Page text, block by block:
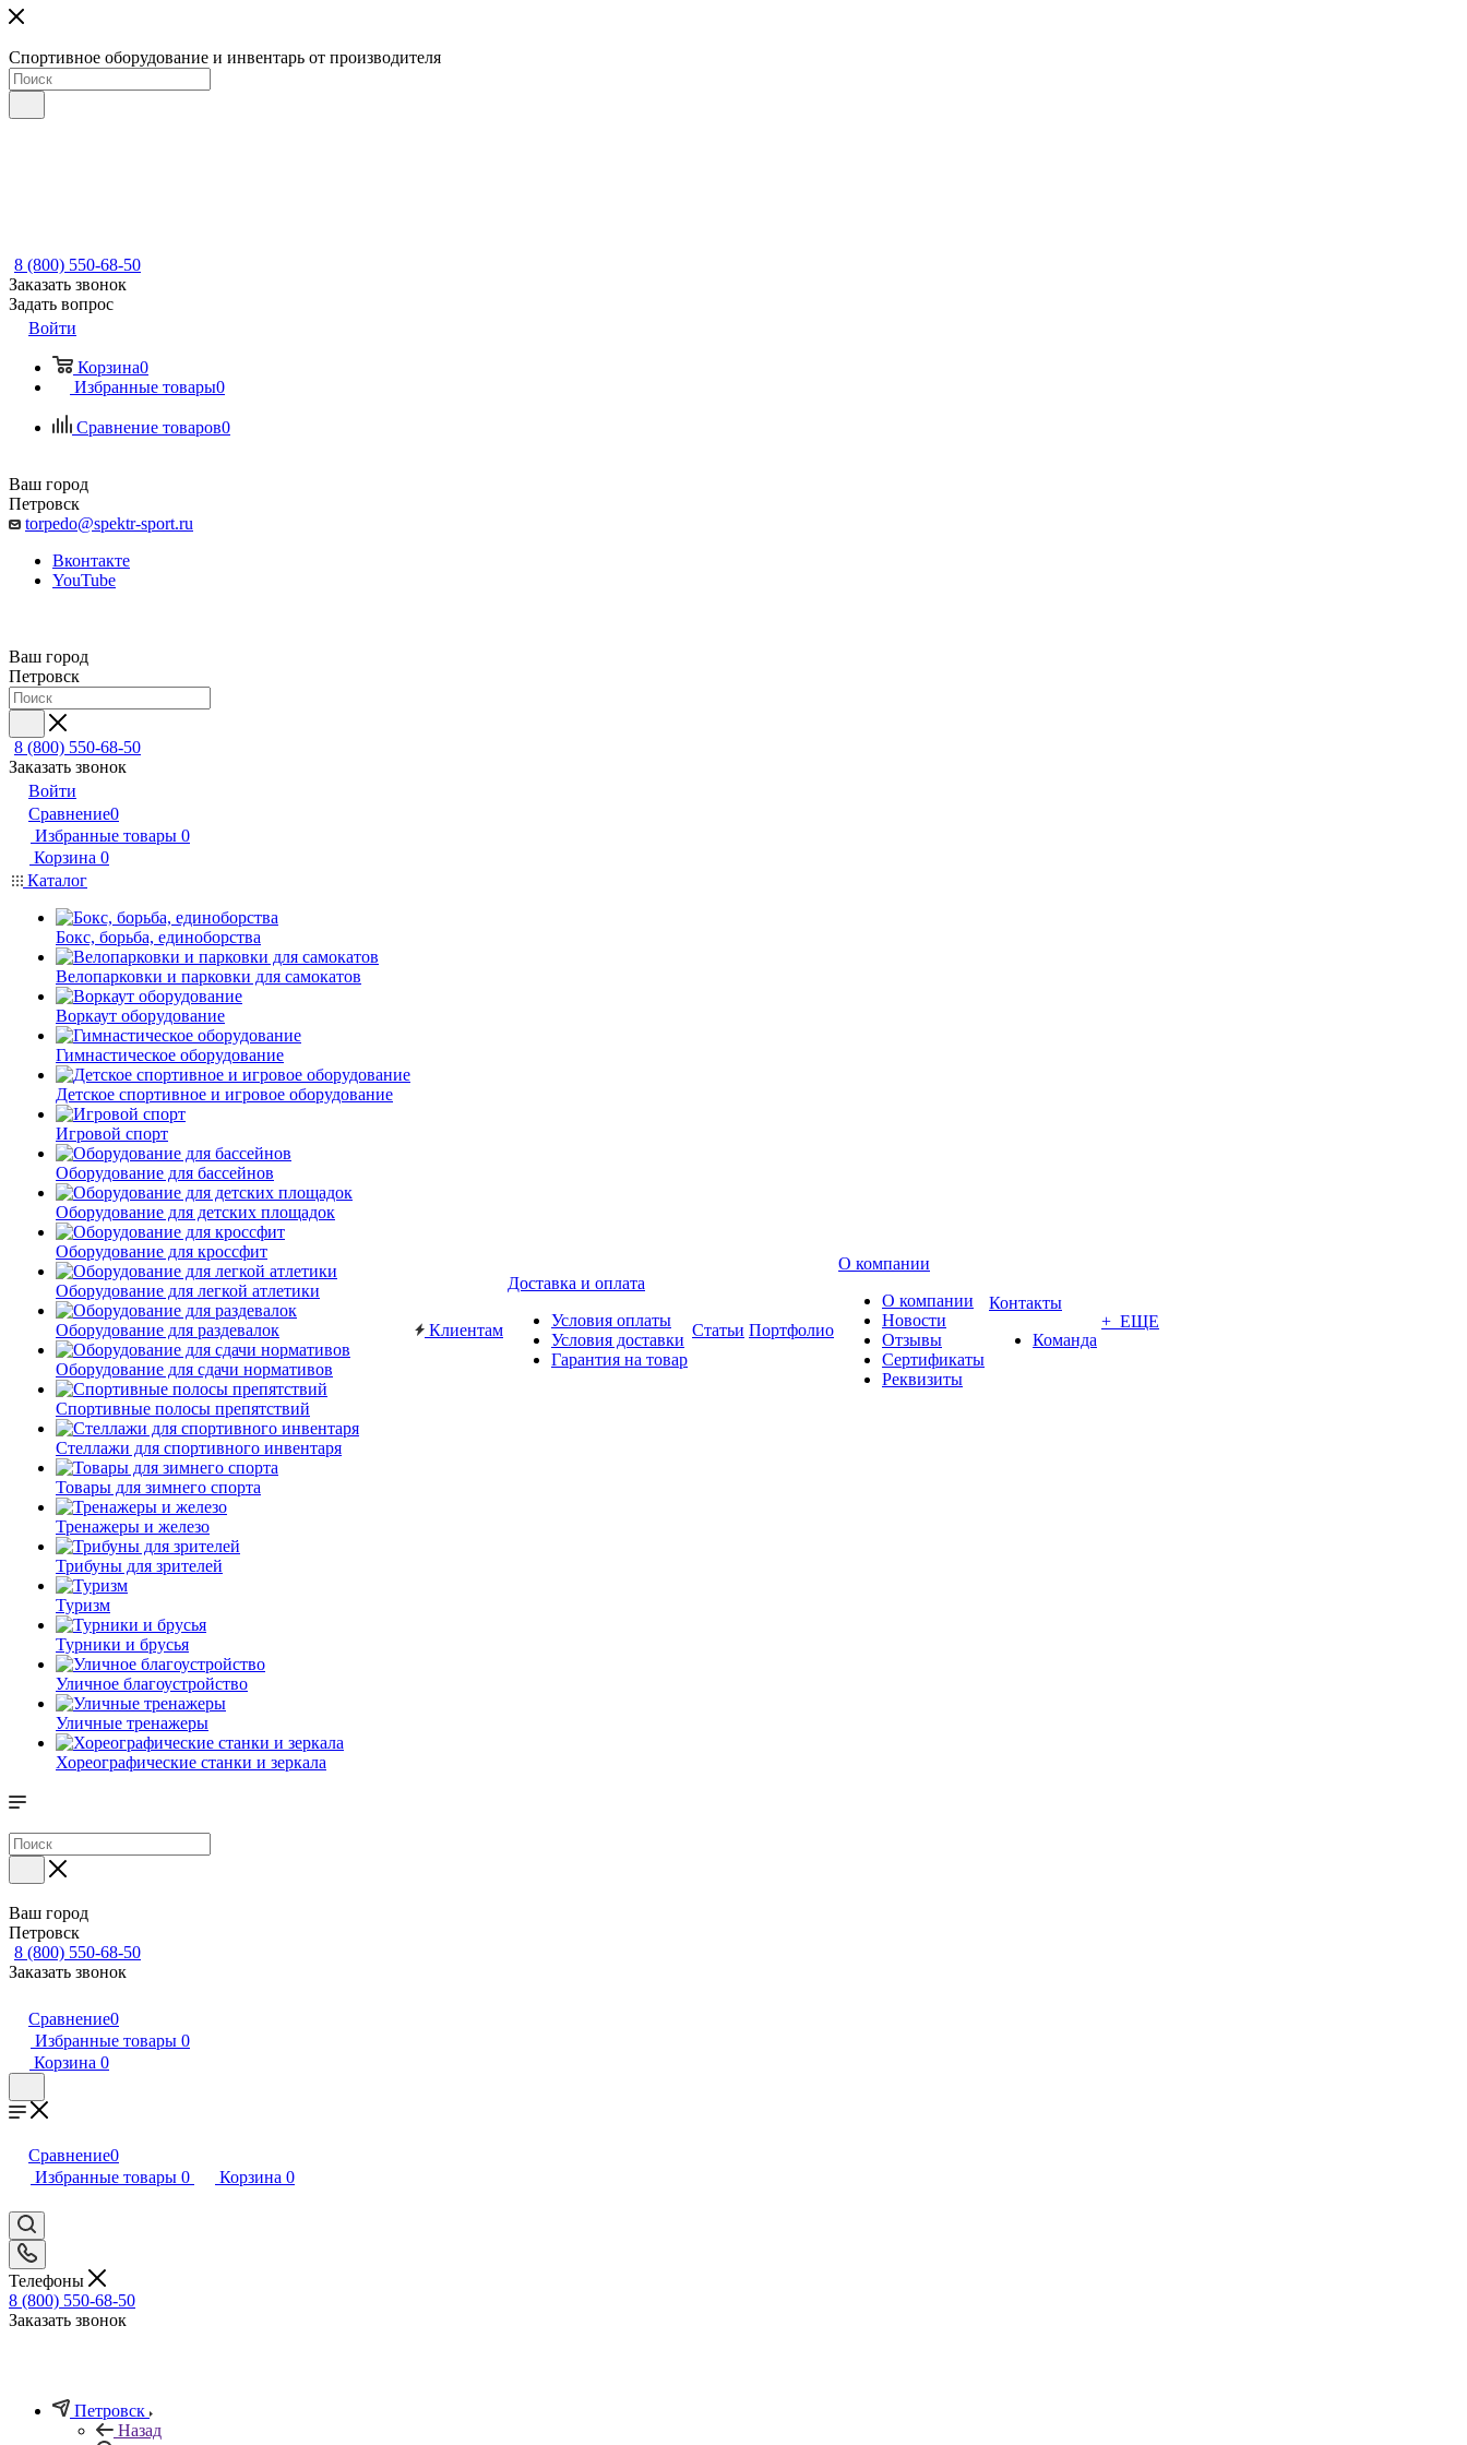
Спортивное оборудование и инвентарь от производителя
8 (800) 550-68-50
Заказать звонок
Задать вопрос
Войти
Корзина0
Избранные товары0
Сравнение товаров0
Ваш город
Петровск
torpedo@spektr-sport.ru
Вконтакте
YouTube
Ваш город
Петровск
8 (800) 550-68-50
Заказать звонок
Войти
Сравнение0
Избранные товары 0
Корзина 0
Каталог
Бокс, борьба, единоборства
Велопарковки и парковки для самокатов
Воркаут оборудование
Гимнастическое оборудование
Детское спортивное и игровое оборудование
Игровой спорт
Оборудование для бассейнов
Оборудование для детских площадок
Оборудование для кроссфит
Оборудование для легкой атлетики
Оборудование для раздевалок
Оборудование для сдачи нормативов
Спортивные полосы препятствий
Стеллажи для спортивного инвентаря
Товары для зимнего спорта
Тренажеры и железо
Трибуны для зрителей
Туризм
Турники и брусья
Уличное благоустройство
Уличные тренажеры
Хореографические станки и зеркала
Клиентам
Доставка и оплата
Условия оплаты
Условия доставки
Гарантия на товар
Статьи Портфолио
О компании
О компании
Новости
Отзывы
Сертификаты
Реквизиты
Контакты
Команда
+ ЕЩЕ
Ваш город
Петровск
8 (800) 550-68-50
Заказать звонок
Сравнение0
Избранные товары 0
Корзина 0
Сравнение0
Избранные товары 0 Корзина 0
Телефоны
8 (800) 550-68-50
Заказать звонок
Петровск
Назад